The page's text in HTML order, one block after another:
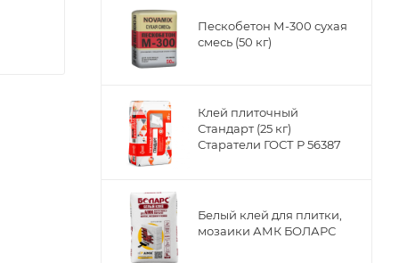
Пескобетон М-300 сухая
смесь (50 кг)
Клей плиточный
Стандарт (25 кг)
Старатели ГОСТ Р 56387
Белый клей для плитки,
мозаики АМК БОЛАРС